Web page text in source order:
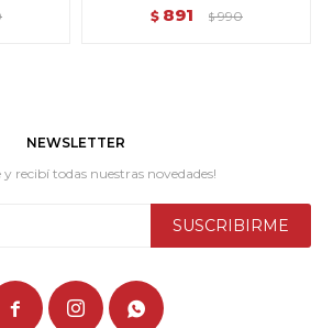
$ 891 $ 990
NEWSLETTER
y recibí todas nuestras novedades!
SUSCRIBIRME
  